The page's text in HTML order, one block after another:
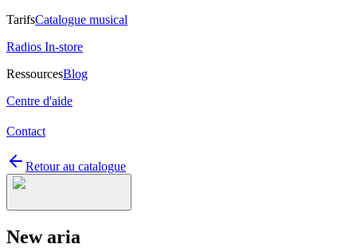
TarifsCatalogue musical
Radios In-store
RessourcesBlog
Centre d'aide
Contact
Retour au catalogue
New aria